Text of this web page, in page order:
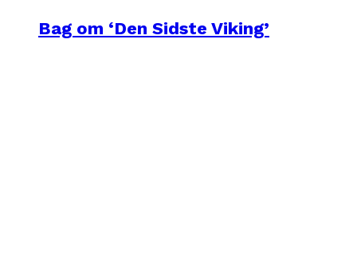
Bag om ‘Den Sidste Viking’